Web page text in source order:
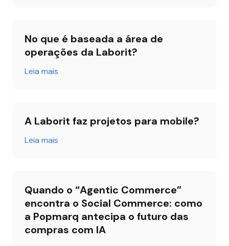
No que é baseada a área de
operações da Laborit?
Leia mais
A Laborit faz projetos para mobile?
Leia mais
Quando o “Agentic Commerce”
encontra o Social Commerce: como
a Popmarq antecipa o futuro das
compras com IA